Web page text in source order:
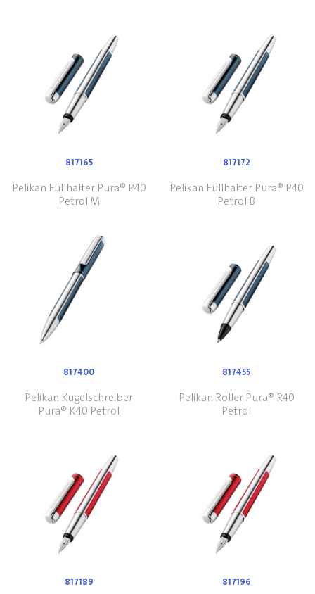
817165
Pelikan Füllhalter Pura® P40
Petrol M
817172
Pelikan Füllhalter Pura® P40
Petrol B
817400
Pelikan Kugelschreiber
Pura® K40 Petrol
817455
Pelikan Roller Pura® R40
Petrol
817189 817196